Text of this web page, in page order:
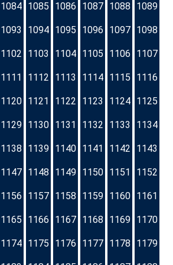
1084 1085 1086 1087 1088 1089
1093 1094 1095 1096 1097 1098
1102 1103 1104 1105 1106 1107
1111 1112 1113 1114 1115 1116
1120 1121 1122 1123 1124 1125
1129 1130 1131 1132 1133 1134
1138 1139 1140 1141 1142 1143
1147 1148 1149 1150 1151 1152
1156 1157 1158 1159 1160 1161
1165 1166 1167 1168 1169 1170
1174 1175 1176 1177 1178 1179